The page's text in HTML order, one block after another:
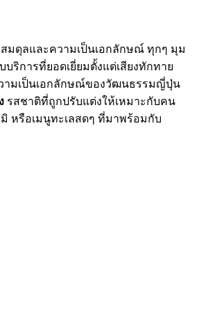
มดุลและความเป็นเอกลักษณ์ ทุกๆ มุม
ริการที่ยอดเยี่ยมตั้งแต่เสียงทักทาย
ามเป็นเอกลักษณ์ของวัฒนธรรมญี่ปุ่น
รสชาติที่ถูกปรับแต่งให้เหมาะกับคน
หรือเมนูทะเลสดๆ ที่มาพร้อมกับ